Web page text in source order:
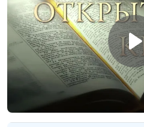
Как строить
взаимоотношения?
Что значит любить себя?